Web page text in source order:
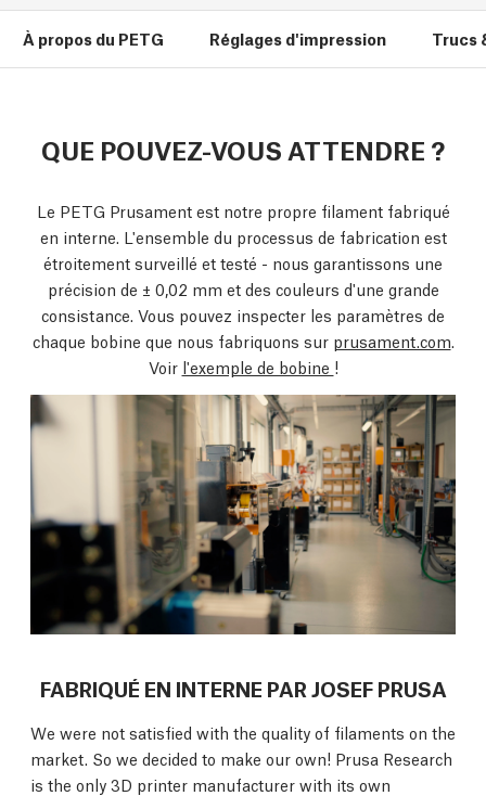
À propos du PETG Réglages d'impression Trucs
QUE POUVEZ-VOUS ATTENDRE ?
Le PETG Prusament est notre propre filament fabriqué
en interne. L'ensemble du processus de fabrication est
étroitement surveillé et testé - nous garantissons une
précision de ± 0,02 mm et des couleurs d'une grande
consistance. Vous pouvez inspecter les paramètres de
chaque bobine que nous fabriquons sur prusament.com.
Voir l'exemple de bobine !
FABRIQUÉ EN INTERNE PAR JOSEF PRUSA
We were not satisfied with the quality of filaments on the
market. So we decided to make our own! Prusa Research
is the only 3D printer manufacturer with its own